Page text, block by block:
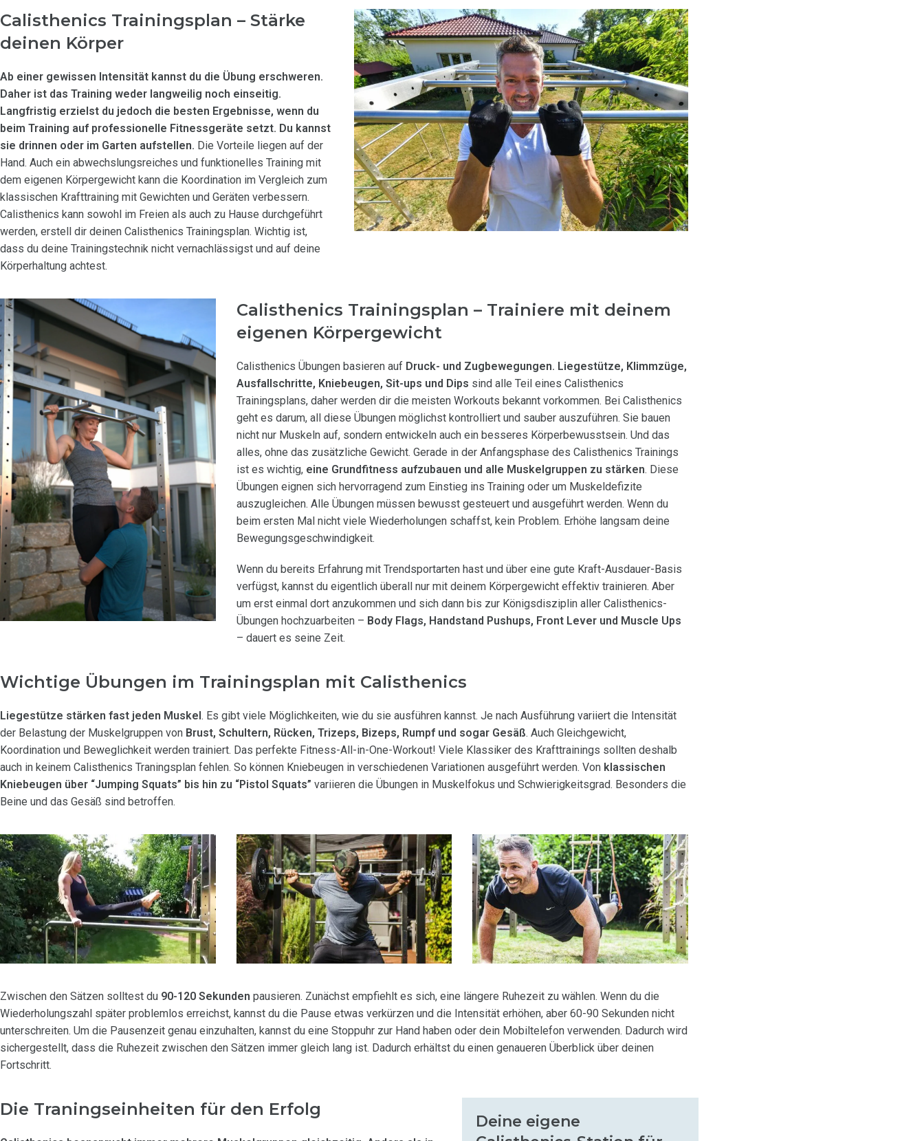
Calisthenics Trainingsplan – Stärke
deinen Körper
Ab einer gewissen Intensität kannst du die Übung erschweren.
Daher ist das Training weder langweilig noch einseitig.
Langfristig erzielst du jedoch die besten Ergebnisse, wenn du
beim Training auf professionelle Fitnessgeräte setzt. Du kannst
sie drinnen oder im Garten aufstellen. Die Vorteile liegen auf der
Hand. Auch ein abwechslungsreiches und funktionelles Training mit
dem eigenen Körpergewicht kann die Koordination im Vergleich zum
klassischen Krafttraining mit Gewichten und Geräten verbessern.
Calisthenics kann sowohl im Freien als auch zu Hause durchgeführt
werden, erstell dir deinen Calisthenics Trainingsplan. Wichtig ist,
dass du deine Trainingstechnik nicht vernachlässigst und auf deine
Körperhaltung achtest.
Calisthenics Trainingsplan – Trainiere mit deinem
eigenen Körpergewicht
Calisthenics Übungen basieren auf Druck- und Zugbewegungen. Liegestütze, Klimmzüge,
Ausfallschritte, Kniebeugen, Sit-ups und Dips sind alle Teil eines Calisthenics
Trainingsplans, daher werden dir die meisten Workouts bekannt vorkommen. Bei Calisthenics
geht es darum, all diese Übungen möglichst kontrolliert und sauber auszuführen. Sie bauen
nicht nur Muskeln auf, sondern entwickeln auch ein besseres Körperbewusstsein. Und das
alles, ohne das zusätzliche Gewicht. Gerade in der Anfangsphase des Calisthenics Trainings
ist es wichtig, eine Grundfitness aufzubauen und alle Muskelgruppen zu stärken. Diese
Übungen eignen sich hervorragend zum Einstieg ins Training oder um Muskeldefizite
auszugleichen. Alle Übungen müssen bewusst gesteuert und ausgeführt werden. Wenn du
beim ersten Mal nicht viele Wiederholungen schaffst, kein Problem. Erhöhe langsam deine
Bewegungsgeschwindigkeit.
Wenn du bereits Erfahrung mit Trendsportarten hast und über eine gute Kraft-Ausdauer-Basis
verfügst, kannst du eigentlich überall nur mit deinem Körpergewicht effektiv trainieren. Aber
um erst einmal dort anzukommen und sich dann bis zur Königsdisziplin aller Calisthenics-
Übungen hochzuarbeiten – Body Flags, Handstand Pushups, Front Lever und Muscle Ups
– dauert es seine Zeit.
Wichtige Übungen im Trainingsplan mit Calisthenics
Liegestütze stärken fast jeden Muskel. Es gibt viele Möglichkeiten, wie du sie ausführen kannst. Je nach Ausführung variiert die Intensität
der Belastung der Muskelgruppen von Brust, Schultern, Rücken, Trizeps, Bizeps, Rumpf und sogar Gesäß. Auch Gleichgewicht,
Koordination und Beweglichkeit werden trainiert. Das perfekte Fitness-All-in-One-Workout! Viele Klassiker des Krafttrainings sollten deshalb
auch in keinem Calisthenics Traningsplan fehlen. So können Kniebeugen in verschiedenen Variationen ausgeführt werden. Von klassischen
Kniebeugen über “Jumping Squats” bis hin zu “Pistol Squats” variieren die Übungen in Muskelfokus und Schwierigkeitsgrad. Besonders die
Beine und das Gesäß sind betroffen.
Zwischen den Sätzen solltest du 90-120 Sekunden pausieren. Zunächst empfiehlt es sich, eine längere Ruhezeit zu wählen. Wenn du die
Wiederholungszahl später problemlos erreichst, kannst du die Pause etwas verkürzen und die Intensität erhöhen, aber 60-90 Sekunden nicht
unterschreiten. Um die Pausenzeit genau einzuhalten, kannst du eine Stoppuhr zur Hand haben oder dein Mobiltelefon verwenden. Dadurch wird
sichergestellt, dass die Ruhezeit zwischen den Sätzen immer gleich lang ist. Dadurch erhältst du einen genaueren Überblick über deinen
Fortschritt.
Die Traningseinheiten für den Erfolg
Deine eigene